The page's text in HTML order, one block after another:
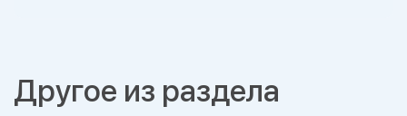
Другое из раздела